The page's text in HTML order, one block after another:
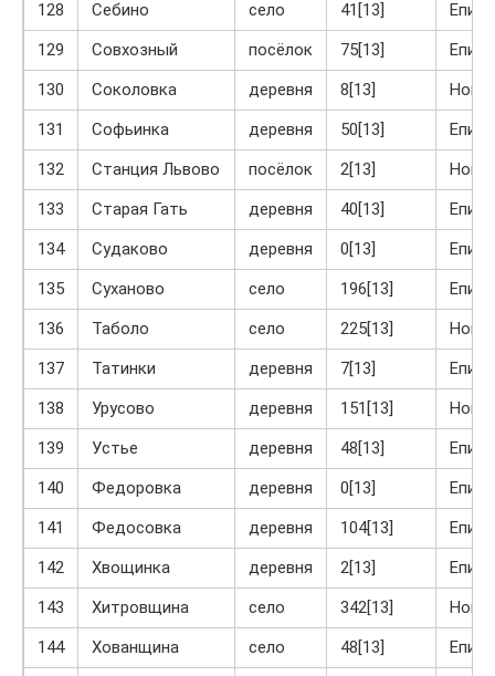
128
Себино село 41[13]
129
Совхозный посёлок 75[13]
130
Соколовка деревня 8[13]
131
Софьинка деревня 50[13]
132
Станция Львово посёлок 2[13]
133
Старая Гать деревня 40[13]
134
Судаково деревня 0[13]
135
Суханово село 196[13]
136
Таболо село 225[13]
137
Татинки деревня 7[13]
138
Урусово деревня 151[13]
139
Устье деревня 48[13]
140
Федоровка деревня 0[13]
141
Федосовка деревня 104[13]
142
Хвощинка деревня 2[13]
143
Хитровщина село 342[13]
144
Хованщина село 48[13]